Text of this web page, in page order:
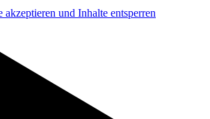
und Inhalte entsperren